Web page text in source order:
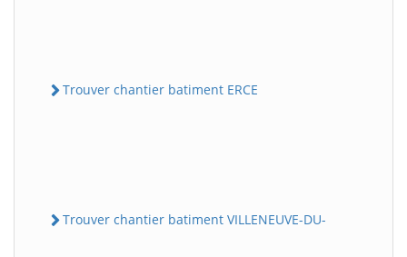
Trouver chantier batiment ERCE
Trouver chantier batiment VILLENEUVE-DU-